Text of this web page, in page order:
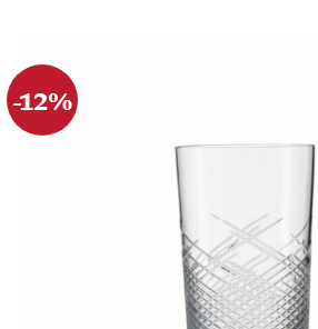
-12%